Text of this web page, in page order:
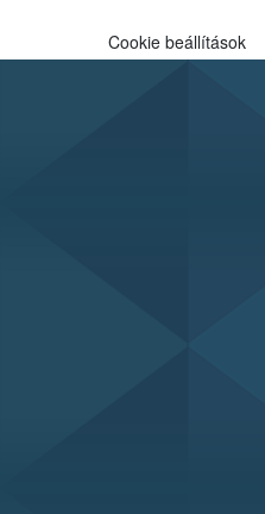
Cookie beállítások